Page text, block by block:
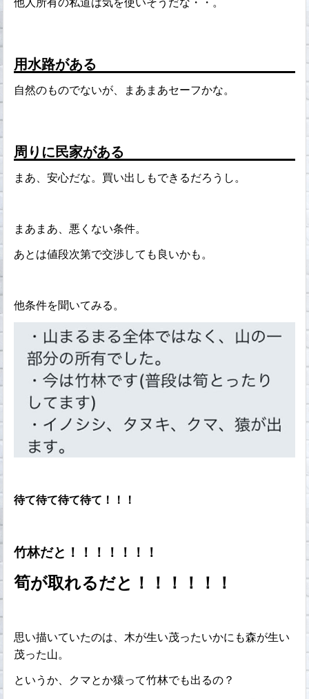
用水路がある
自然のものでないが、まあまあセーフかな。
周りに民家がある
まあ、安心だな。買い出しもできるだろうし。
まあまあ、悪くない条件。
あとは値段次第で交渉しても良いかも。
他条件を聞いてみる。
待て待て待て待て！！！
竹林だと！！！！！！！
筍が取れるだと！！！！！！
思い描いていたのは、木が生い茂ったいかにも森が生い
茂った山。
というか、クマとか猿って竹林でも出るの？